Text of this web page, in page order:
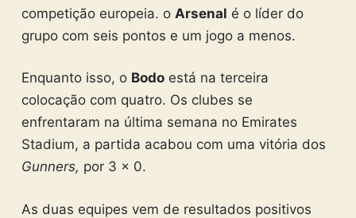
competição europeia. o Arsenal é o líder do
grupo com seis pontos e um jogo a menos.
Enquanto isso, o Bodoestá na terceira
colocação com quatro. Os clubes se
enfrentaram na última semana no Emirates
Stadium, a partida acabou com uma vitória dos
Gunners, por 3 x 0.
As duas equipes vem de resultados positivos